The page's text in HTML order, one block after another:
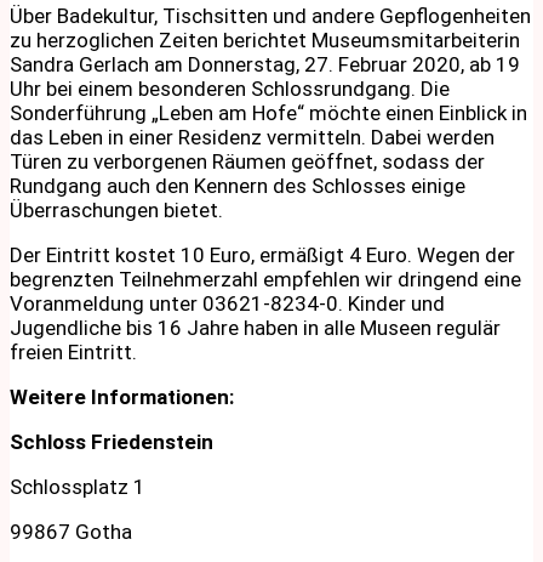
Über Badekultur, Tischsitten und andere Gepflogenheiten
zu herzoglichen Zeiten berichtet Museumsmitarbeiterin
Sandra Gerlach am Donnerstag, 27. Februar 2020, ab 19
Uhr bei einem besonderen Schlossrundgang. Die
Sonderführung „Leben am Hofe“ möchte einen Einblick in
das Leben in einer Residenz vermitteln. Dabei werden
Türen zu verborgenen Räumen geöffnet, sodass der
Rundgang auch den Kennern des Schlosses einige
Überraschungen bietet.
Der Eintritt kostet 10 Euro, ermäßigt 4 Euro. Wegen der
begrenzten Teilnehmerzahl empfehlen wir dringend eine
Voranmeldung unter 03621-8234-0. Kinder und
Jugendliche bis 16 Jahre haben in alle Museen regulär
freien Eintritt.
Weitere Informationen:
Schloss Friedenstein
Schlossplatz 1
99867 Gotha